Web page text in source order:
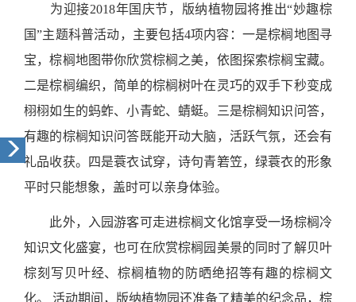
为迎接2018年国庆节， 版纳植物园将推出“妙趣棕
国”主题科普活动， 主要包括4项内容：一是棕榈地图寻
宝，棕榈地图带你欣赏棕榈之美，依图探索棕榈宝藏。
二是棕榈编织，简单的棕榈树叶在灵巧的双手下秒变成
栩栩如生的蚂蚱、小青蛇、蜻蜓。三是棕榈知识问答，
有趣的棕榈知识问答既能开动大脑，活跃气氛，还会有
礼品收获。四是蓑衣试穿，诗句青箬笠，绿蓑衣的形象
平时只能想象，盖时可以亲身体验。
此外，入园游客可走进棕榈文化馆享受一场棕榈冷
知识文化盛宴，也可在欣赏棕榈园美景的同时了解贝叶
棕刻写贝叶经、棕榈植物的防晒绝招等有趣的棕榈文
化。
活动期间，版纳植物园还准备了精美的纪念品，棕